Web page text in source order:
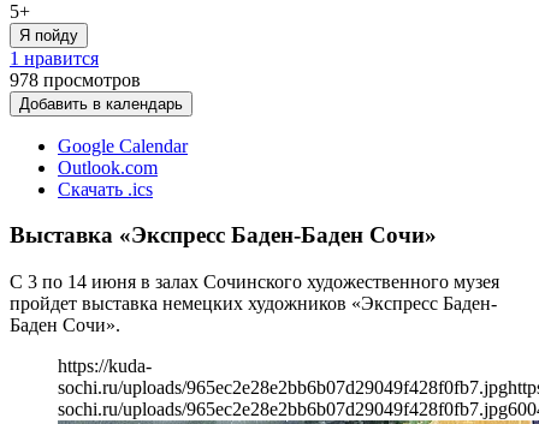
5+
Я пойду
1 нравится
978 просмотров
Добавить в календарь
Google Calendar
Outlook.com
Скачать .ics
Выставка «Экспресс Баден-Баден Сочи»
С 3 по 14 июня в залах Сочинского художественного музея
пройдет выставка немецких художников «Экспресс Баден-
Баден Сочи».
https://kuda-
sochi.ru/uploads/965ec2e28e2bb6b07d29049f428f0fb7.jpg
sochi.ru/uploads/965ec2e28e2bb6b07d29049f428f0fb7.jpg600